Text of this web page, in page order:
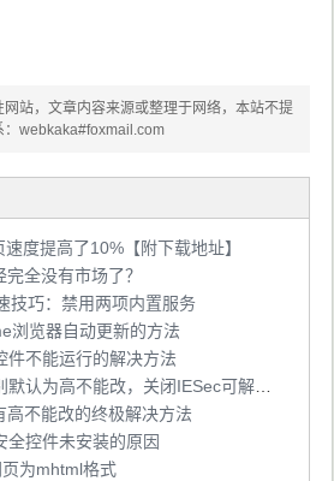
站，文章内容来源或整理于网络，本站不提
：webkaka#foxmail.com
度提高了10%【附下载地址】
全没有市场了？
技巧：禁用两项内置服务
浏览器自动更新的方法
件不能运行的解决方法
win2008 IE安全级别默认为高不能改，关闭IESec可解决问题
高不能改的终极解决方法
全控件未安装的原因
为mhtml格式